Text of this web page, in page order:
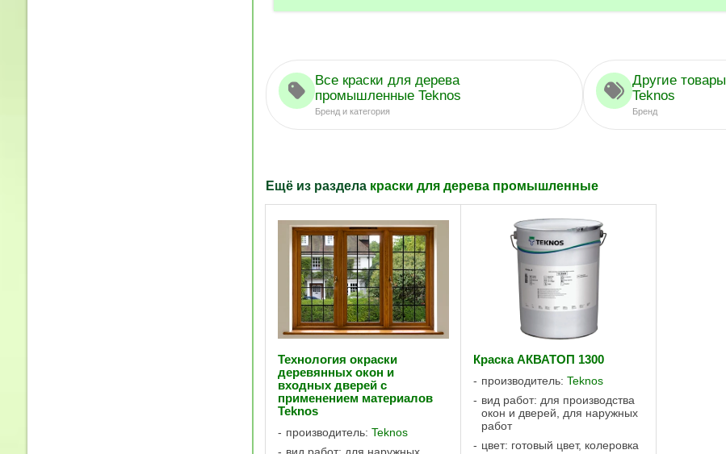
Все краски для дерева
промышленные Teknos
Бренд и категория
Другие товары
Teknos
Бренд
Ещё из раздела краски для дерева промышленные
Технология окраски
деревянных окон и
входных дверей с
применением материалов
Teknos
производитель: Teknos
Краска АКВАТОП 1300
производитель: Teknos
вид работ: для производства
окон и дверей, для наружных
работ
цвет: готовый цвет, колеровка